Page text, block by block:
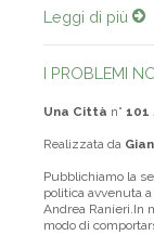
Leggi di più
I PROBLEMI
Una Città n° 101
Realizzata da
Pubblichiamo la
politica avvenuta
Andrea Ranieri.In
modo di